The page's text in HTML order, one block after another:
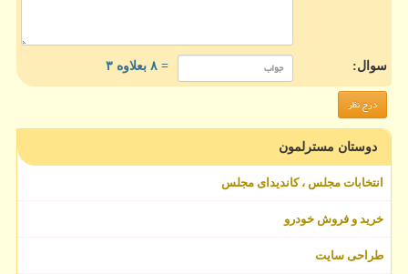
سوال: = ۸ بعلاوه ۳
دوستان مسترلمون
انتخابات مجلس ، کاندیدای مجلس
خرید و فروش خودرو
طراحی سایت